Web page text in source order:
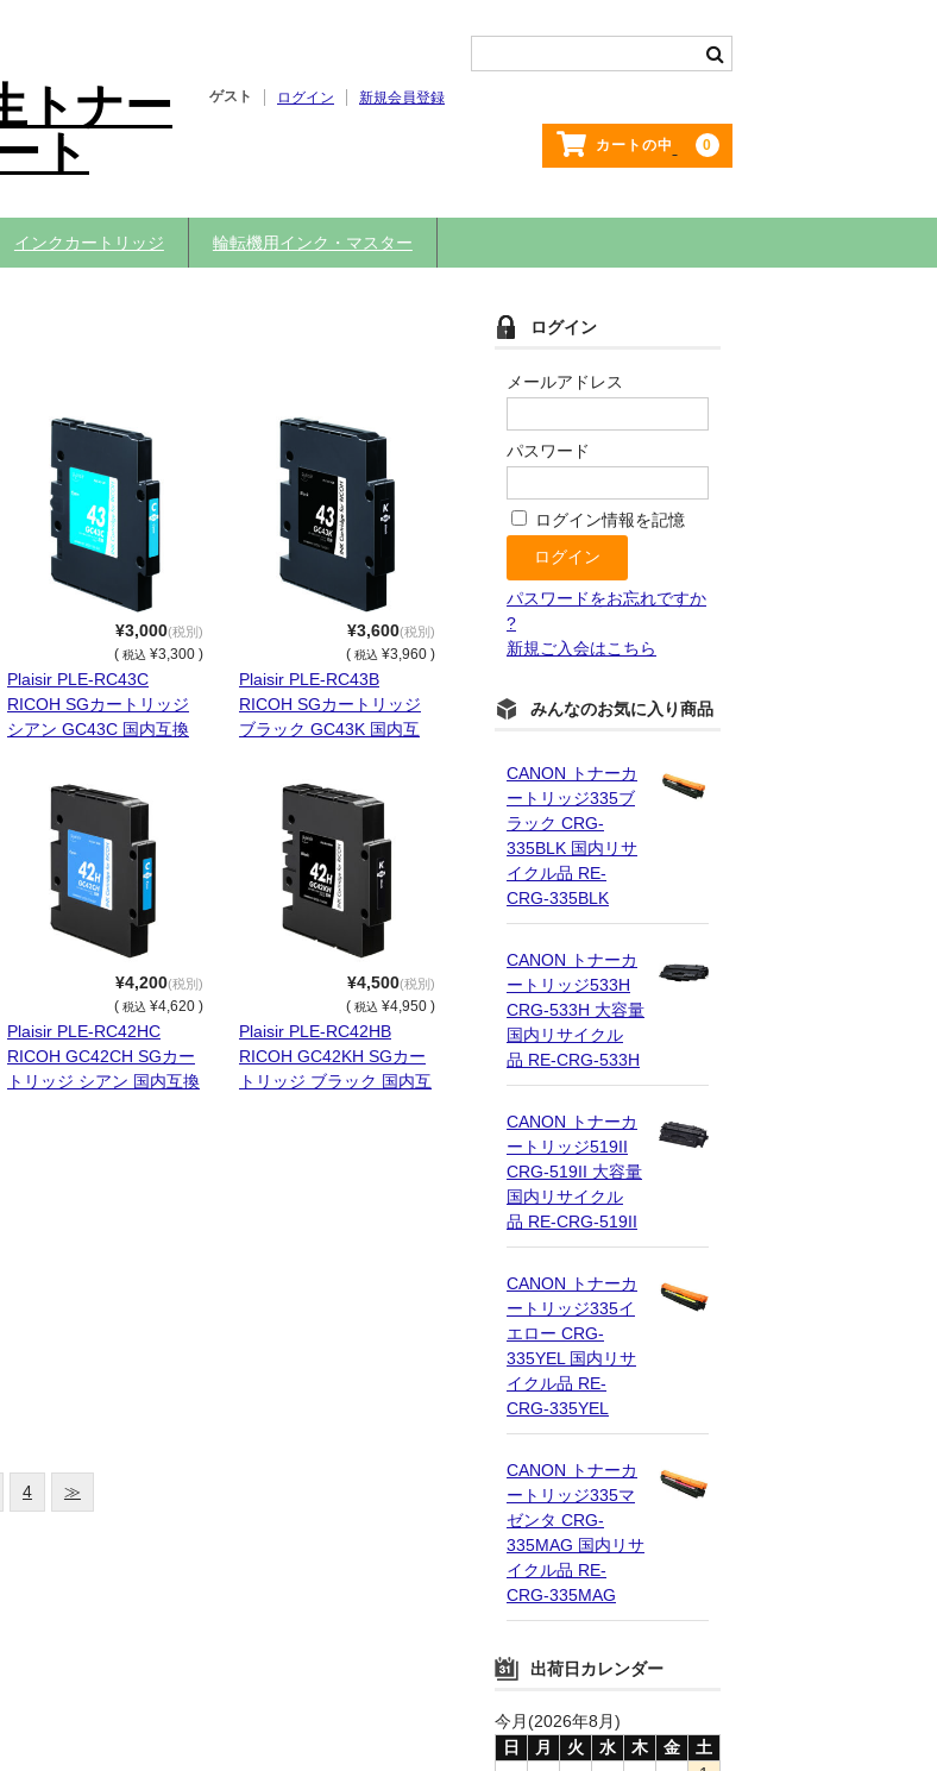
トナー
ト
ゲスト ログイン 新規会員登録
カートの中 0
インクカートリッジ 輪転機用インク・マスター
¥3,000(税別)
( 税込 ¥3,300 )
Plaisir PLE-RC43C
RICOH SGカートリッジ
シアン GC43C 国内互換
¥3,600(税別)
( 税込 ¥3,960 )
Plaisir PLE-RC43B
RICOH SGカートリッジ
ブラック GC43K 国内互
¥4,200(税別)
( 税込 ¥4,620 )
Plaisir PLE-RC42HC
RICOH GC42CH SGカー
トリッジ シアン 国内互換
¥4,500(税別)
( 税込 ¥4,950 )
Plaisir PLE-RC42HB
RICOH GC42KH SGカー
トリッジ ブラック 国内互
4 ≫
ログイン
メールアドレス
パスワード
ログイン情報を記憶
パスワードをお忘れですか
?
新規ご入会はこちら
みんなのお気に入り商品
CANON トナーカ
ートリッジ335ブ
ラック CRG-
335BLK 国内リサ
イクル品 RE-
CRG-335BLK
CANON トナーカ
ートリッジ533H
CRG-533H 大容量
国内リサイクル
品 RE-CRG-533H
CANON トナーカ
ートリッジ519II
CRG-519II 大容量
国内リサイクル
品 RE-CRG-519II
CANON トナーカ
ートリッジ335イ
エロー CRG-
335YEL 国内リサ
イクル品 RE-
CRG-335YEL
CANON トナーカ
ートリッジ335マ
ゼンタ CRG-
335MAG 国内リサ
イクル品 RE-
CRG-335MAG
出荷日カレンダー
今月(2026年8月)
日
月 火 水 木 金
土